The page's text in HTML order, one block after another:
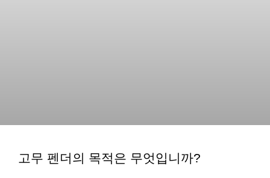
고무 펜더의 목적은 무엇입니까?